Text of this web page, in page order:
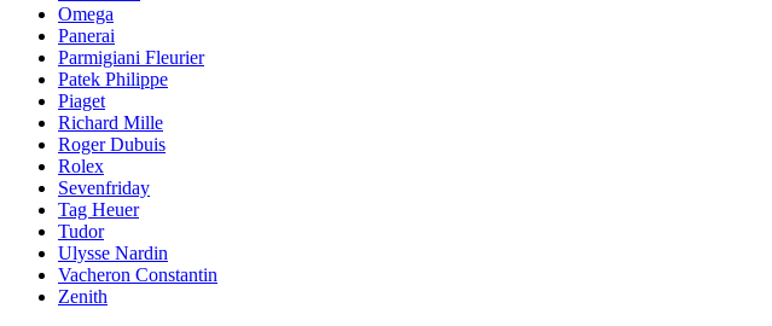
Omega
Panerai
Parmigiani Fleurier
Patek Philippe
Piaget
Richard Mille
Roger Dubuis
Rolex
Sevenfriday
Tag Heuer
Tudor
Ulysse Nardin
Vacheron Constantin
Zenith